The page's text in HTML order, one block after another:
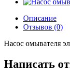
Описание
Отзывов (0)
Насос омывателя
Написать